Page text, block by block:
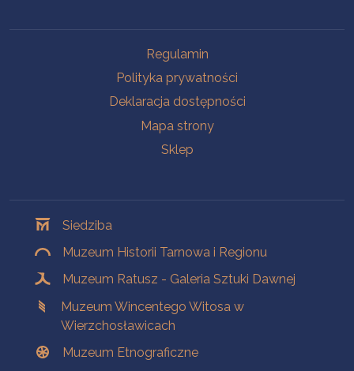
Regulamin
Polityka prywatności
Deklaracja dostępności
Mapa strony
Sklep
Siedziba
Muzeum Historii Tarnowa i Regionu
Muzeum Ratusz - Galeria Sztuki Dawnej
Muzeum Wincentego Witosa w
Wierzchosławicach
Muzeum Etnograficzne